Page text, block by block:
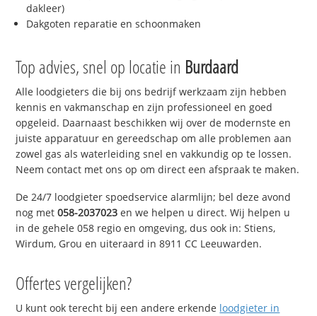
dakleer)
Dakgoten reparatie en schoonmaken
Top advies, snel op locatie in Burdaard
Alle loodgieters die bij ons bedrijf werkzaam zijn hebben
kennis en vakmanschap en zijn professioneel en goed
opgeleid. Daarnaast beschikken wij over de modernste en
juiste apparatuur en gereedschap om alle problemen aan
zowel gas als waterleiding snel en vakkundig op te lossen.
Neem contact met ons op om direct een afspraak te maken.
De 24/7 loodgieter spoedservice alarmlijn; bel deze avond
nog met058-2037023 en we helpen u direct. Wij helpen u
in de gehele 058 regio en omgeving, dus ook in: Stiens,
Wirdum, Grou en uiteraard in 8911 CC Leeuwarden.
Offertes vergelijken?
U kunt ook terecht bij een andere erkende loodgieter in